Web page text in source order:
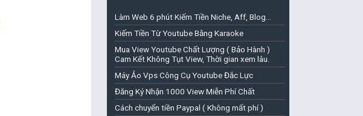
Làm Web 6 phút Kiếm Tiền Niche, Aff, Blog...
Kiếm Tiền Từ Youtube Bằng Karaoke
Mua View Youtube Chất Lượng ( Bảo Hành )
Cam Kết Không Tụt View, Thời gian xem lâu.
Máy Ảo Vps Công Cụ Youtube Đắc Lực
Đăng Ký Nhận 1000 View Miễn Phí Chất
Cách chuyển tiền Paypal ( Không mất phí )